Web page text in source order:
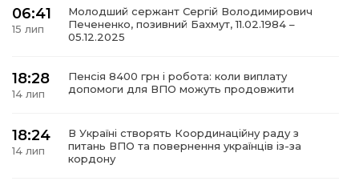
06:41
15 лип
Молодший сержант Сергій Володимирович
Печененко, позивний Бахмут, 11.02.1984 –
05.12.2025
18:28
14 лип
Пенсія 8400 грн і робота: коли виплату
допомоги для ВПО можуть продовжити
18:24
14 лип
В Україні створять Координаційну раду з
питань ВПО та повернення українців із-за
кордону